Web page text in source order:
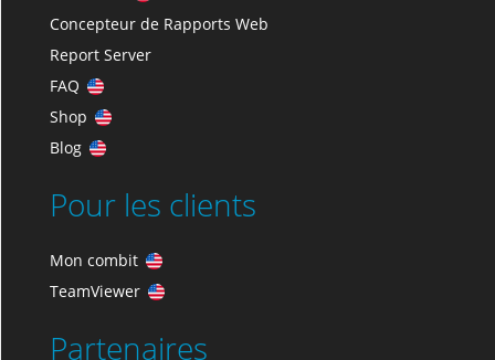
Concepteur de Rapports Web
Report Server
FAQ
Shop
Blog
Pour les clients
Mon combit
TeamViewer
Partenaires